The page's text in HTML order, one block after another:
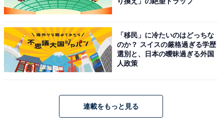
「移民」に冷たいのはどっちな
のか？ スイスの厳格過ぎる学歴
選別と、日本の曖昧過ぎる外国
人政策
連載をもっと見る